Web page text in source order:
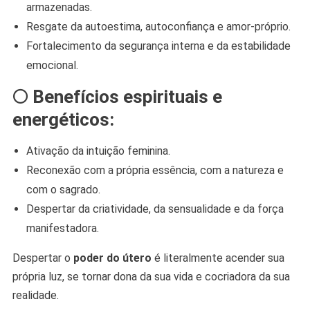
armazenadas.
Resgate da autoestima, autoconfiança e amor-próprio.
Fortalecimento da segurança interna e da estabilidade
emocional.
🌕 Benefícios espirituais e
energéticos:
Ativação da intuição feminina.
Reconexão com a própria essência, com a natureza e
com o sagrado.
Despertar da criatividade, da sensualidade e da força
manifestadora.
Despertar o poder do útero é literalmente acender sua
própria luz, se tornar dona da sua vida e cocriadora da sua
realidade.